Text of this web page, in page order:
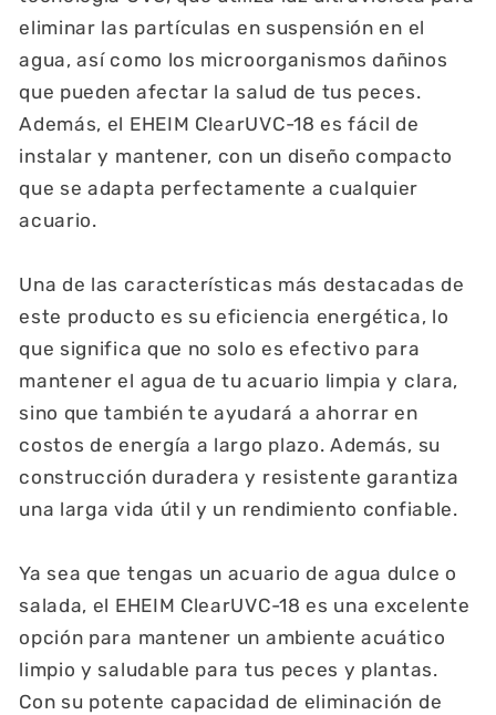
eliminar las partículas en suspensión en el
agua, así como los microorganismos dañinos
que pueden afectar la salud de tus peces.
Además, el EHEIM ClearUVC-18 es fácil de
instalar y mantener, con un diseño compacto
que se adapta perfectamente a cualquier
acuario.
Una de las características más destacadas de
este producto es su eficiencia energética, lo
que significa que no solo es efectivo para
mantener el agua de tu acuario limpia y clara,
sino que también te ayudará a ahorrar en
costos de energía a largo plazo. Además, su
construcción duradera y resistente garantiza
una larga vida útil y un rendimiento confiable.
Ya sea que tengas un acuario de agua dulce o
salada, el EHEIM ClearUVC-18 es una excelente
opción para mantener un ambiente acuático
limpio y saludable para tus peces y plantas.
Con su potente capacidad de eliminación de